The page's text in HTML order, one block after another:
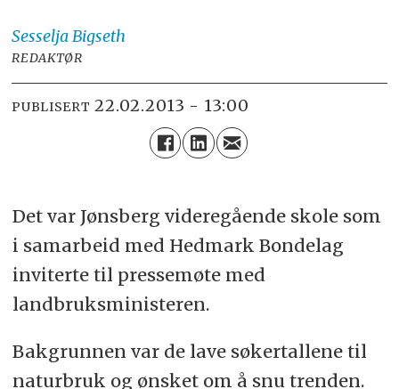
SesseljaBigseth
REDAKTØR
PUBLISERT 22.02.2013 - 13:00
Det var Jønsberg videregående skole som
i samarbeid med Hedmark Bondelag
inviterte til pressemøte med
landbruksministeren.
Bakgrunnen var de lave søkertallene til
naturbruk og ønsket om å snu trenden.